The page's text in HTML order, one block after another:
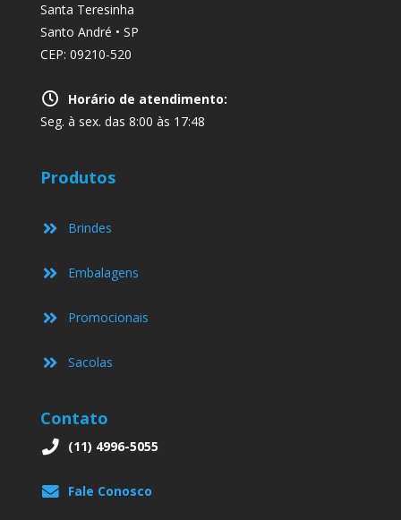
Santa Teresinha
Santo André • SP
CEP: 09210-520
Horário de atendimento:
Seg. à sex. das 8:00 às 17:48
Produtos
Brindes
Embalagens
Promocionais
Sacolas
Contato
(11) 4996-5055
Fale Conosco